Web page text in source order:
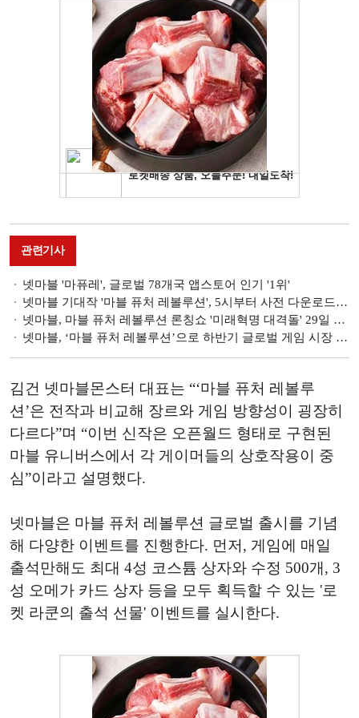
관련기사
넷마블 '마퓨레', 글로벌 78개국 앱스토어 인기 '1위'
넷마블 기대작 '마블 퓨처 레볼루션', 5시부터 사전 다운로드 실시
넷마블, 마블 퓨처 레볼루션 론칭쇼 '미래혁명 대격돌' 29일 개최
넷마블, ‘마블 퓨처 레볼루션’으로 하반기 글로벌 게임 시장 공략
김건 넷마블몬스터 대표는 “‘마블 퓨처 레볼루
션’은 전작과 비교해 장르와 게임 방향성이 굉장히
다르다”며 “이번 신작은 오픈월드 형태로 구현된
마블 유니버스에서 각 게이머들의 상호작용이 중
심”이라고 설명했다.
넷마블은 마블 퓨처 레볼루션 글로벌 출시를 기념
해 다양한 이벤트를 진행한다. 먼저, 게임에 매일
출석만해도 최대 4성 코스튬 상자와 수정 500개, 3
성 오메가 카드 상자 등을 모두 획득할 수 있는 '로
켓 라쿤의 출석 선물' 이벤트를 실시한다.